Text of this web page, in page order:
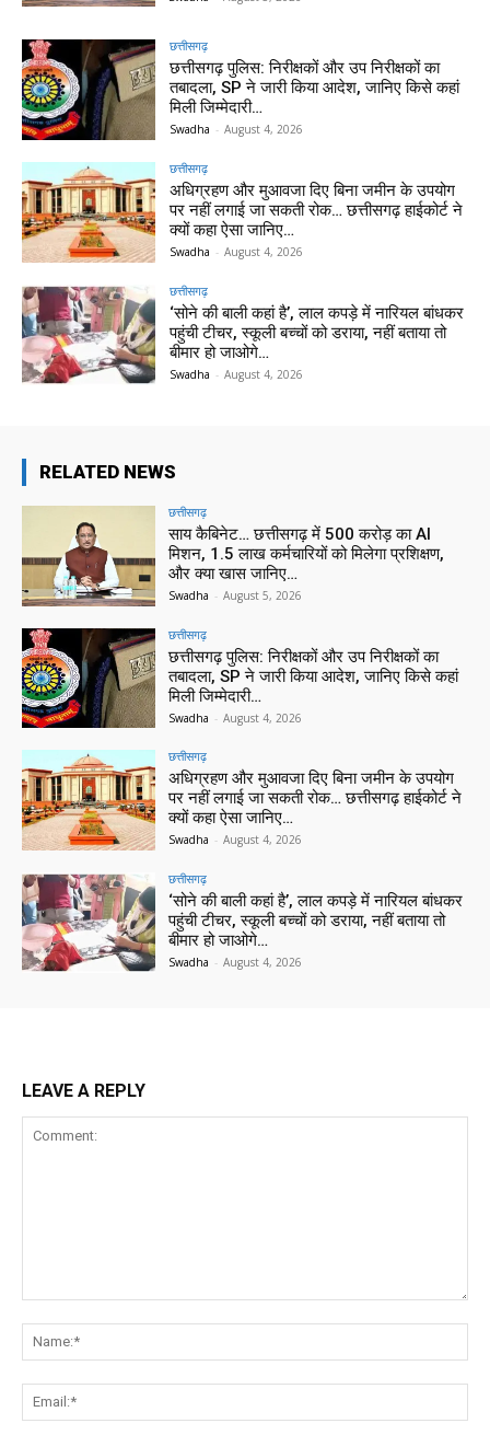
छत्तीसगढ़
छत्तीसगढ़ पुलिस: निरीक्षकों और उप निरीक्षकों का
तबादला, SP ने जारी किया आदेश, जानिए किसे कहां
मिली जिम्मेदारी…
Swadha - August 4, 2026
छत्तीसगढ़
अधिग्रहण और मुआवजा दिए बिना जमीन के उपयोग
पर नहीं लगाई जा सकती रोक… छत्तीसगढ़ हाईकोर्ट ने
क्यों कहा ऐसा जानिए…
Swadha - August 4, 2026
छत्तीसगढ़
‘सोने की बाली कहां है’, लाल कपड़े में नारियल बांधकर
पहुंची टीचर, स्कूली बच्चों को डराया, नहीं बताया तो
बीमार हो जाओगे…
Swadha - August 4, 2026
RELATED NEWS
छत्तीसगढ़
साय कैबिनेट… छत्तीसगढ़ में 500 करोड़ का AI
मिशन, 1.5 लाख कर्मचारियों को मिलेगा प्रशिक्षण,
और क्या खास जानिए…
Swadha - August 5, 2026
छत्तीसगढ़
छत्तीसगढ़ पुलिस: निरीक्षकों और उप निरीक्षकों का
तबादला, SP ने जारी किया आदेश, जानिए किसे कहां
मिली जिम्मेदारी…
Swadha - August 4, 2026
छत्तीसगढ़
अधिग्रहण और मुआवजा दिए बिना जमीन के उपयोग
पर नहीं लगाई जा सकती रोक… छत्तीसगढ़ हाईकोर्ट ने
क्यों कहा ऐसा जानिए…
Swadha - August 4, 2026
छत्तीसगढ़
‘सोने की बाली कहां है’, लाल कपड़े में नारियल बांधकर
पहुंची टीचर, स्कूली बच्चों को डराया, नहीं बताया तो
बीमार हो जाओगे…
Swadha - August 4, 2026
LEAVE A REPLY